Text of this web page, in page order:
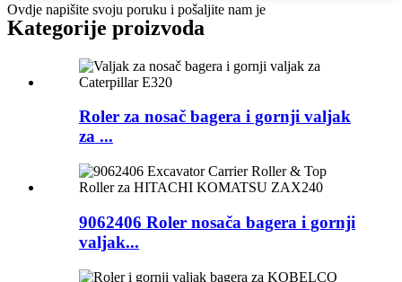
Ovdje napišite svoju poruku i pošaljite nam je
Kategorije proizvoda
Roler za nosač bagera i gornji valjak
za ...
9062406 Roler nosača bagera i gornji
valjak...